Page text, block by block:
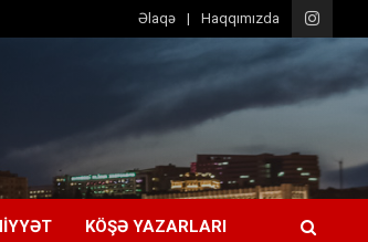
Əlaqə Haqqımızda
KÖŞƏ YAZARLARI